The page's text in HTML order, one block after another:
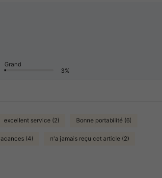
Grand
3%
excellent service (2) Bonne portabilité (6)
(4) n'a jamais reçu cet article (2)